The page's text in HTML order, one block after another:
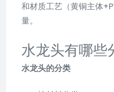
和材质工艺（黄铜主体
量。
水龙头有哪些
水龙头的分类